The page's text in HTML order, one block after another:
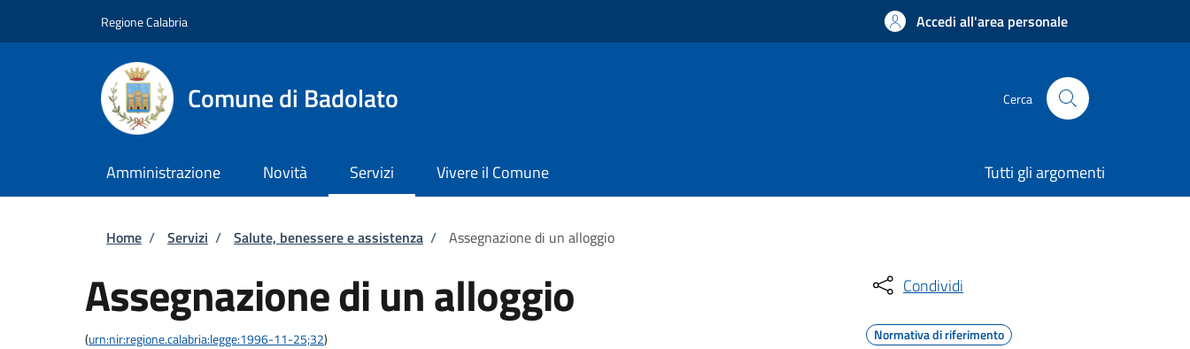
Regione Calabria Accedi all'area personale
Comune di Badolato Cerca
Amministrazione Novità Servizi Vivere il Comune Tutti gli argomenti
Briciole di pane
Home / Servizi / Salute, benessere e assistenza / Assegnazione di un alloggio
Assegnazione di un alloggio
(urn:nir:regione.calabria:legge:1996-11-25;32)
Condividi
Normativa di riferimento